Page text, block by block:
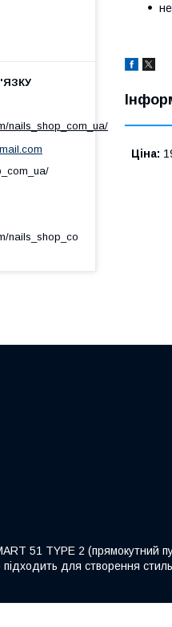
Ціна:
nails_shop_com_ua/
nails_shop_co
51 TYPE 2 (прямокутний
для створення